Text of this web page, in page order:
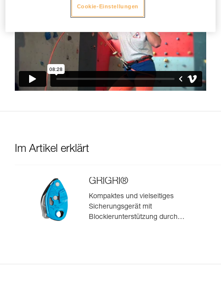
Im Artikel erklärt
GRIGRI®
Kompaktes und vielseitiges
Sicherungsgerät mit
Blockierunterstützung durch
Cookie-Einstellungen